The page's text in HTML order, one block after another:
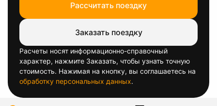
Рассчитать поездку
Заказать поездку
Расчеты носят информационно-справочный
характер, нажмите Заказать, чтобы узнать точную
стоимость. Нажимая на кнопку, вы соглашаетесь на
обработку персональных данных.